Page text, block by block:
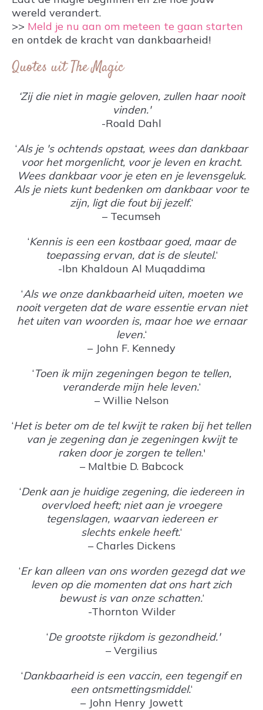
wereld verandert.
>> Meld je nu aan om meteen te gaan starten
en ontdek de kracht van dankbaarheid!
Quotes uit The Magic
‘Zij die niet in magie geloven, zullen haar nooit
vinden.'
-Roald Dahl
‘Als je 's ochtends opstaat, wees dan dankbaar
voor het morgenlicht, voor je leven en kracht.
Wees dankbaar voor je eten en je levensgeluk.
Als je niets kunt bedenken om dankbaar voor te
zijn, ligt die fout bij jezelf.‘
– Tecumseh
‘Kennis is een een kostbaar goed, maar de
toepassing ervan, dat is de sleutel.‘
-Ibn Khaldoun Al Muqaddima
‘Als we onze dankbaarheid uiten, moeten we
nooit vergeten dat de ware essentie ervan niet
het uiten van woorden is, maar hoe we ernaar
leven.‘
– John F. Kennedy
‘Toen ik mijn zegeningen begon te tellen,
veranderde mijn hele leven.‘
– Willie Nelson
‘Het is beter om de tel kwijt te raken bij het tellen
van je zegening dan je zegeningen kwijt te
raken door je zorgen te tellen.'
– Maltbie D. Babcock
‘Denk aan je huidige zegening, die iedereen in
overvloed heeft; niet aan je vroegere
tegenslagen, waarvan iedereen er
slechts enkele heeft.‘
– Charles Dickens
‘Er kan alleen van ons worden gezegd dat we
leven op die momenten dat ons hart zich
bewust is van onze schatten.‘
-Thornton Wilder
‘De grootste rijkdom is gezondheid.'
– Vergilius
‘Dankbaarheid is een vaccin, een tegengif en
een ontsmettingsmiddel.‘
– John Henry Jowett